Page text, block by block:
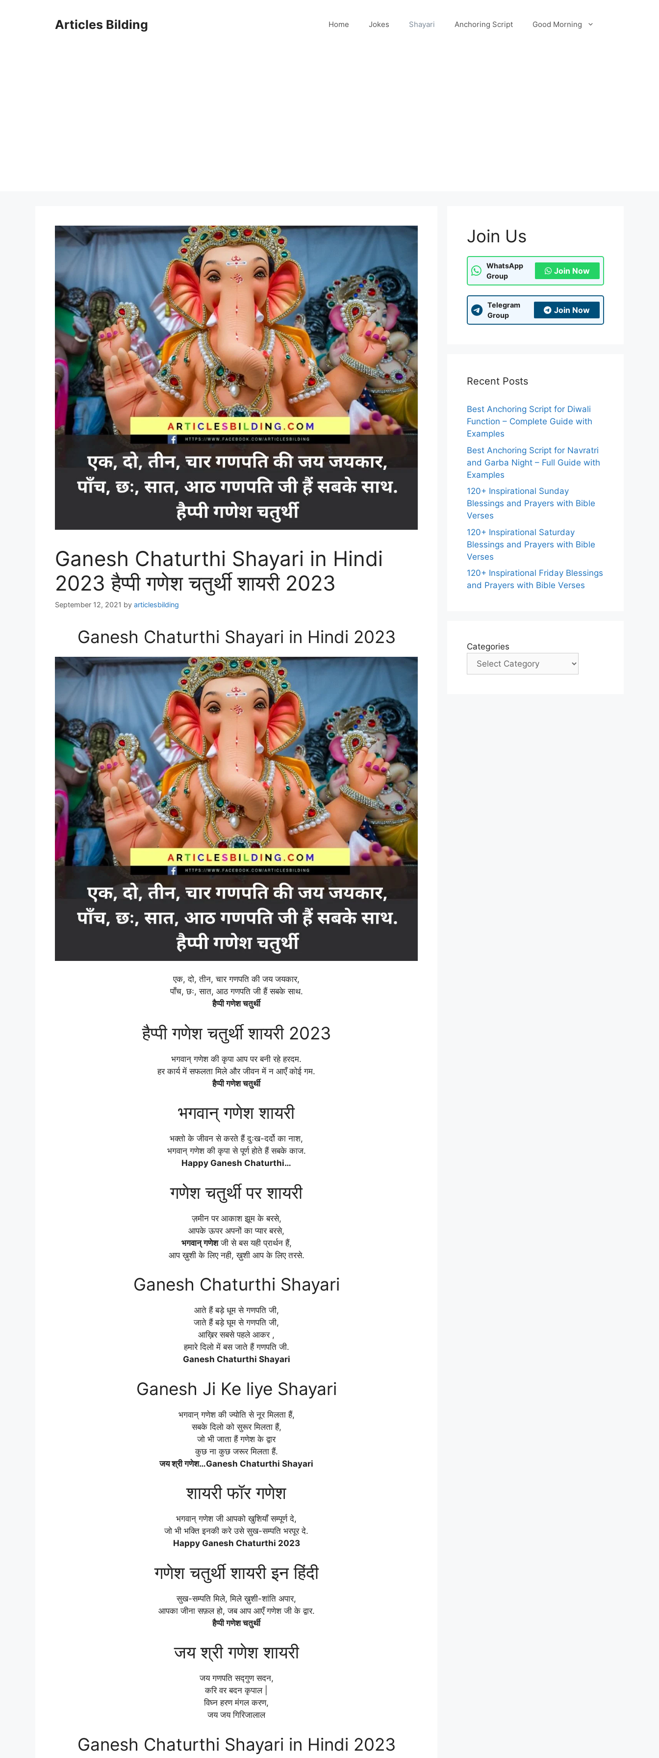
Articles Bilding Home Jokes Shayari Anchoring Script Good Morning
Ganesh Chaturthi Shayari in Hindi
2023 हैप्पी गणेश चतुर्थी शायरी 2023
September 12, 2021 by articlesbilding
Ganesh Chaturthi Shayari in Hindi 2023
एक, दो, तीन, चार गणपति की जय जयकार,
पाँच, छः, सात, आठ गणपति जी हैं सबके साथ.
हैप्पी गणेश चतुर्थी
हैप्पी गणेश चतुर्थी शायरी 2023
भगवान् गणेश की कृपा आप पर बनी रहे हरदम.
हर कार्य में सफलता मिले और जीवन में न आएँ कोई गम.
हैप्पी गणेश चतुर्थी
भगवान् गणेश शायरी
भक्तो के जीवन से करते हैं दुःख-दर्दो का नाश,
भगवान् गणेश की कृपा से पूर्ण होते हैं सबके काज.
Happy Ganesh Chaturthi…
गणेश चतुर्थी पर शायरी
ज़मीन पर आकाश झूम के बरसे,
आपके ऊपर अपनों का प्यार बरसे,
भगवान् गणेशजी से बस यही प्रार्थन हैं,
आप ख़ुशी के लिए नही, ख़ुशी आप के लिए तरसे.
Ganesh Chaturthi Shayari
आते हैं बड़े धूम से गणपति जी,
जाते हैं बड़े घूम से गणपति जी,
आख़िर सबसे पहले आकर ,
हमारे दिलो में बस जाते हैं गणपति जी.
Ganesh Chaturthi Shayari
Ganesh Ji Ke liye Shayari
भगवान् गणेश की ज्योति से नूर मिलता हैं,
सबके दिलो को सुरूर मिलता हैं,
जो भी जाता हैं गणेश के द्वार
कुछ ना कुछ जरूर मिलता हैं.
जय श्री गणेश…Ganesh Chaturthi Shayari
शायरी फॉर गणेश
भगवान् गणेश जी आपको खुशियाँ सम्पूर्ण दे,
जो भी भक्ति इनकी करे उसे सुख-सम्पति भरपूर दे.
Happy Ganesh Chaturthi 2023
गणेश चतुर्थी शायरी इन हिंदी
सुख-सम्पति मिले, मिले ख़ुशी-शांति अपार,
आपका जीना सफ़ल हो, जब आप आएँ गणेश जी के द्वार.
हैप्पी गणेश चतुर्थी
जय श्री गणेश शायरी
जय गणपति सद्गुण सदन,
करि वर बदन कृपाल |
विघ्न हरण मंगल करण,
जय जय गिरिजालाल
Ganesh Chaturthi Shayari in Hindi 2023
Join Us
WhatsApp
Group
Join Now
Telegram
Group
Join Now
Recent Posts
Best Anchoring Script for Diwali
Function – Complete Guide with
Examples
Best Anchoring Script for Navratri
and Garba Night – Full Guide with
Examples
120+ Inspirational Sunday
Blessings and Prayers with Bible
Verses
120+ Inspirational Saturday
Blessings and Prayers with Bible
Verses
120+ Inspirational Friday Blessings
and Prayers with Bible Verses
Categories